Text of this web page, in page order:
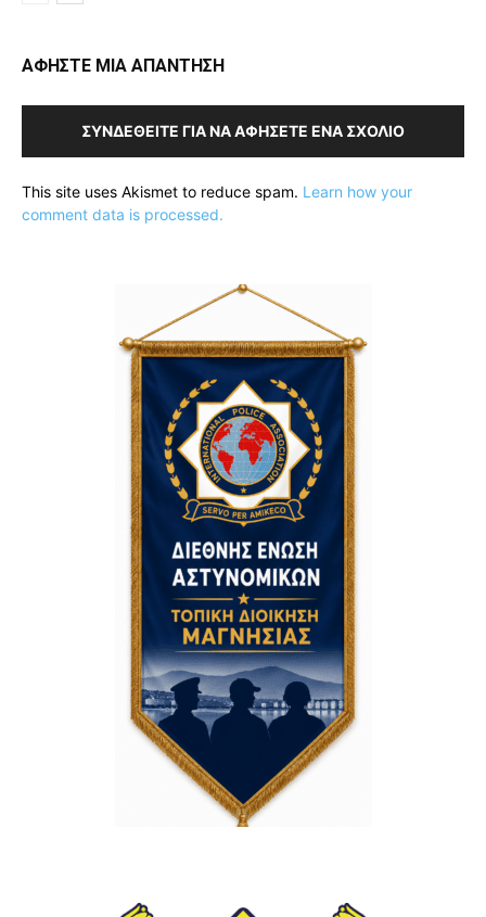
ΑΦΗΣΤΕ ΜΙΑ ΑΠΑΝΤΗΣΗ
ΣΥΝΔΕΘΕΊΤΕ ΓΙΑ ΝΑ ΑΦΉΣΕΤΕ ΈΝΑ ΣΧΌΛΙΟ
This site uses Akismet to reduce spam. Learn how your
comment data is processed.